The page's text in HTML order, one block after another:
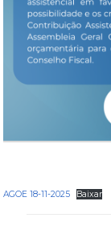
AGOE 18-11-2025 Baixar